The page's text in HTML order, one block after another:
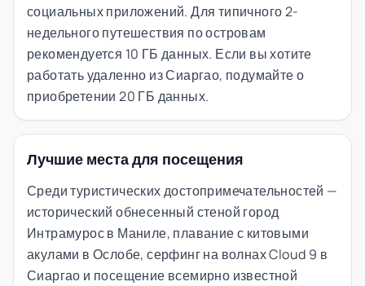
социальных приложений. Для типичного 2-
недельного путешествия по островам
рекомендуется 10 ГБ данных. Если вы хотите
работать удаленно из Сиаргао, подумайте о
приобретении 20 ГБ данных.
Лучшие места для посещения
Среди туристических достопримечательностей —
исторический обнесенный стеной город
Интрамурос в Маниле, плавание с китовыми
акулами в Ослобе, серфинг на волнах Cloud 9 в
Сиаргао и посещение всемирно известной